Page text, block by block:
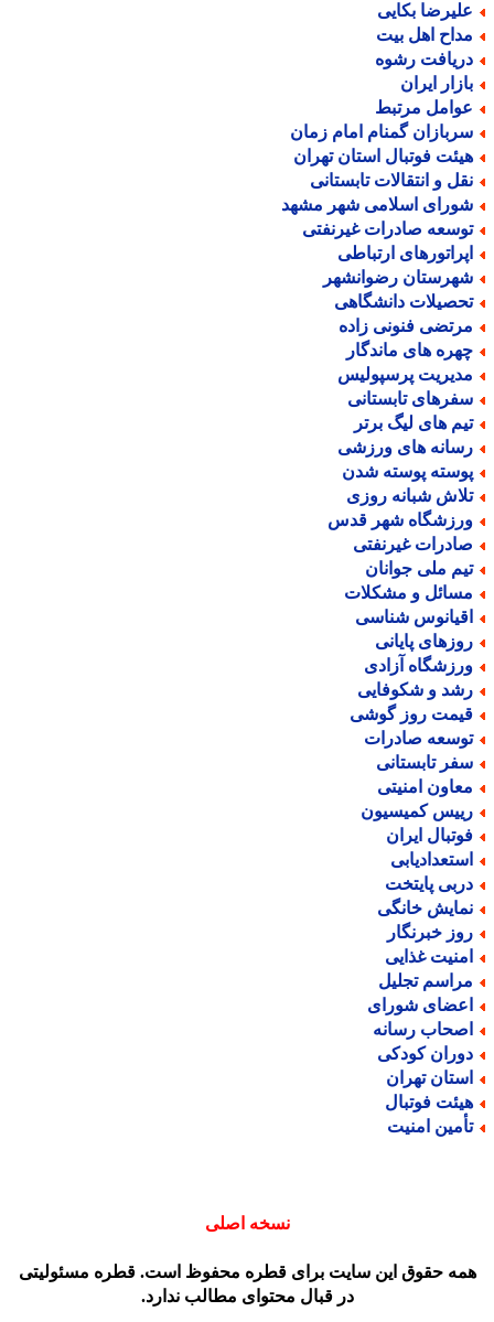
بکایی
اهل بیت
رشوه
ایران
مرتبط
گمنام امام زمان
فوتبال استان تهران
و انتقالات تابستانی
اسلامی شهر مشهد
صادرات غیرنفتی
ارتباطی
رضوانشهر
دانشگاهی
فنونی زاده
های ماندگار
پرسپولیس
تابستانی
های لیگ برتر
های ورزشی
پوسته شدن
شبانه روزی
شهر قدس
غیرنفتی
ملی جوانان
و مشکلات
شناسی
پایانی
آزادی
و شکوفایی
روز گوشی
صادرات
تابستانی
امنیتی
کمیسیون
ایران
پایتخت
خانگی
خبرنگار
غذایی
تجلیل
شورای
رسانه
کودکی
تهران
فوتبال
امنیت
نسخه اصلی
حقوق این سایت برای قطره محفوظ است. قطره مسئولیتی
در قبال محتوای مطالب ندارد.